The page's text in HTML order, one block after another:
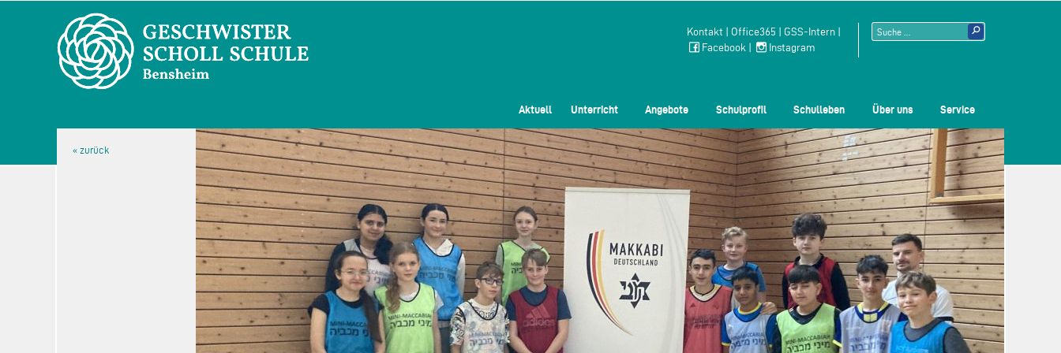
Kontakt| Office365 GSS-Intern|
Facebook| Instagram
Suchen
Aktuell Unterricht Angebote Schulprofil Schulleben Über uns Service